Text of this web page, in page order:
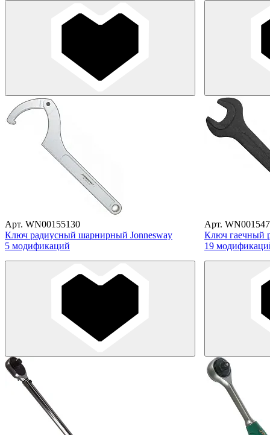
Арт. WN00155130
Ключ радиусный шарнирный Jonnesway
5 модификаций
Арт.
Ключ гаечный
19